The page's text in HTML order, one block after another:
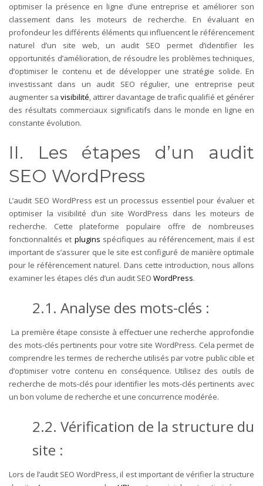
optimiser la présence en ligne d’une entreprise et améliorer son
classement dans les moteurs de recherche. En évaluant en
profondeur les différents éléments qui influencent le référencement
naturel d’un site web, un audit SEO permet d’identifier les
opportunités d’amélioration, de résoudre les problèmes techniques,
d’optimiser le contenu et de développer une stratégie solide. En
investissant dans un audit SEO régulier, une entreprise peut
augmenter sa visibilité, attirer davantage de trafic qualifié et générer
des résultats commerciaux significatifs dans le monde en ligne en
constante évolution.
II. Les étapes d’un audit
SEO WordPress
L’audit SEO WordPress est un processus essentiel pour évaluer et
optimiser la visibilité d’un site WordPress dans les moteurs de
recherche. Cette plateforme populaire offre de nombreuses
fonctionnalités et plugins spécifiques au référencement, mais il est
important de s’assurer que le site est configuré de manière optimale
pour le référencement naturel. Dans cette introduction, nous allons
examiner les étapes clés d’un audit SEO WordPress.
2.1. Analyse des mots-clés :
La première étape consiste à effectuer une recherche approfondie
des mots-clés pertinents pour votre site WordPress. Cela permet de
comprendre les termes de recherche utilisés par votre public cible et
d’optimiser votre contenu en conséquence. Utilisez des outils de
recherche de mots-clés pour identifier les mots-clés pertinents avec
un bon volume de recherche et une concurrence modérée.
2.2. Vérification de la structure du
site :
Lors de l’audit SEO WordPress, il est important de vérifier la structure